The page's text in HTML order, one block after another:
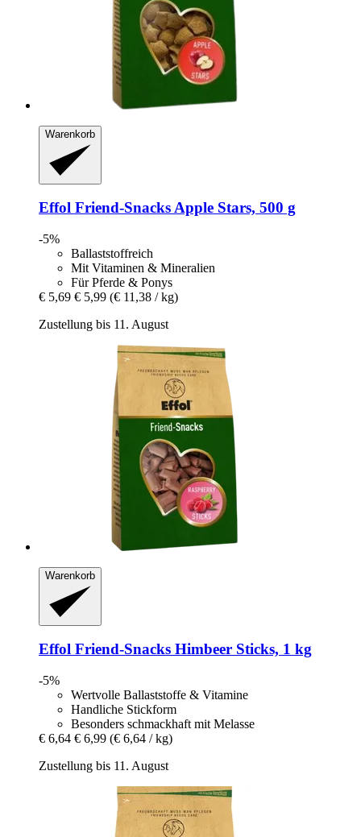
Warenkorb
Effol Friend-​Snacks Apple Stars, 500 g
-5%
Ballaststoffreich
Mit Vitaminen & Mineralien
Für Pferde & Ponys
€ 5,69 € 5,99 (€ 11,38 / kg)
Zustellung bis 11. August
Warenkorb
Effol Friend-​Snacks Himbeer Sticks, 1 kg
-5%
Wertvolle Ballaststoffe & Vitamine
Handliche Stickform
Besonders schmackhaft mit Melasse
€ 6,64 € 6,99 (€ 6,64 / kg)
Zustellung bis 11. August